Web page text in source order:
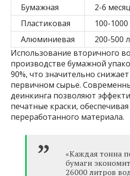
Бумажная 2-6
Пластиковая
100-1000
Алюминиевая
200-500
Использование вторичного
производстве бумажной
90%, что значительно
первичном сырье.
деинкинга позволяют
печатные краски,
переработанного материала.
«Каждая тонна
бумаги
26000 литров